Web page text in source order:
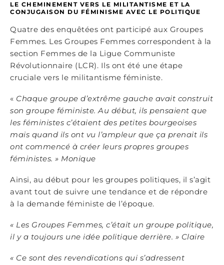
LE CHEMINEMENT VERS LE MILITANTISME ET LA
CONJUGAISON DU FÉMINISME AVEC LE POLITIQUE
Quatre des enquêtées ont participé aux Groupes
Femmes. Les Groupes Femmes correspondent à la
section Femmes de la Ligue Communiste
Révolutionnaire (LCR). Ils ont été une étape
cruciale vers le militantisme féministe.
« Chaque groupe d’extrême gauche avait construit
son groupe féministe. Au début, ils pensaient que
les féministes c’étaient des petites bourgeoises
mais quand ils ont vu l’ampleur que ça prenait ils
ont commencé à créer leurs propres groupes
féministes. » Monique
Ainsi, au début pour les groupes politiques, il s’agit
avant tout de suivre une tendance et de répondre
à la demande féministe de l’époque.
« Les Groupes Femmes, c’était un groupe politique,
il y a toujours une idée politique derrière. » Claire
« Ce sont des revendications qui s’adressent